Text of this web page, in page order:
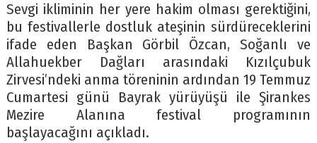
Sevgi ikliminin her yere hakim olması gerektiğini,
bu festivallerle dostluk ateşinin sürdüreceklerini
ifade eden Başkan Görbil Özcan, Soğanlı ve
Allahuekber Dağları arasındaki Kızılçubuk
Zirvesi’ndeki anma töreninin ardından 19 Temmuz
Cumartesi günü Bayrak yürüyüşü ile Şirankes
Mezire Alanına festival programının
başlayacağını açıkladı.